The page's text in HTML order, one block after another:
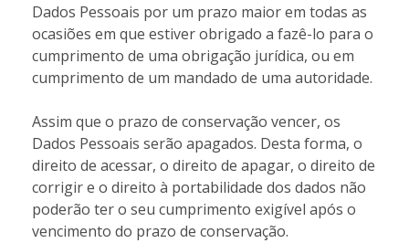
Dados Pessoais por um prazo maior em todas as
ocasiões em que estiver obrigado a fazê-lo para o
cumprimento de uma obrigação jurídica, ou em
cumprimento de um mandado de uma autoridade.
Assim que o prazo de conservação vencer, os
Dados Pessoais serão apagados. Desta forma, o
direito de acessar, o direito de apagar, o direito de
corrigir e o direito à portabilidade dos dados não
poderão ter o seu cumprimento exigível após o
vencimento do prazo de conservação.